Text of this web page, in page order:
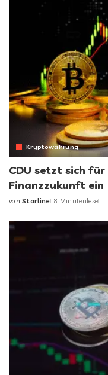
Kryptowährung
CDU setzt sich
Finanzzukunft ein
Posted
von Starline 8 Minutenlese